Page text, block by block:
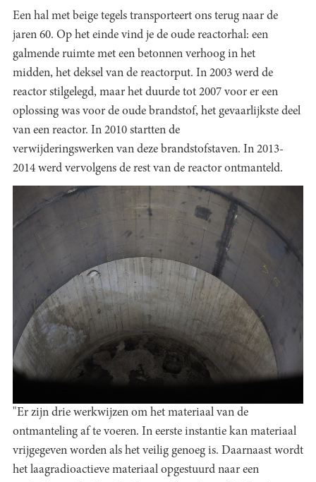
Een hal met beige tegels transporteert ons terug naar de
jaren 60. Op het einde vind je de oude reactorhal: een
galmende ruimte met een betonnen verhoog in het
midden, het deksel van de reactorput. In 2003 werd de
reactor stilgelegd, maar het duurde tot 2007 voor er een
oplossing was voor de oude brandstof, het gevaarlijkste deel
van een reactor. In 2010 startten de
verwijderingswerken van deze brandstofstaven. In 2013-
2014 werd vervolgens de rest van de reactor ontmanteld.
"Er zijn drie werkwijzen om het materiaal van de
ontmanteling af te voeren. In eerste instantie kan materiaal
vrijgegeven worden als het veilig genoeg is. Daarnaast wordt
het laagradioactieve materiaal opgestuurd naar een